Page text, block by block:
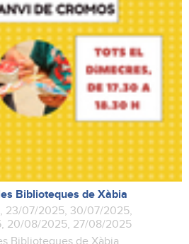
Biblioteques de Xàbia
23/07/2025, 30/07/2025,
20/08/2025, 27/08/2025